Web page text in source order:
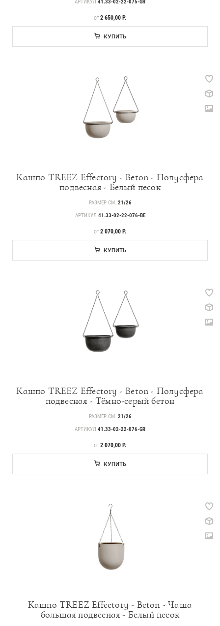
АРТИКУЛ 41.33-02-22-075-GR
ЦЕНА
ОТ2 650,00 Р.
КУПИТЬ
Кашпо TREEZ Effectory - Beton - Полусфера
подвесная - Белый песок
РАЗМЕР СМ. 21/26
АРТИКУЛ 41.33-02-22-076-BE
ЦЕНА
ОТ2 070,00 Р.
КУПИТЬ
Кашпо TREEZ Effectory - Beton - Полусфера
подвесная - Тёмно-серый бетон
РАЗМЕР СМ. 21/26
АРТИКУЛ 41.33-02-22-076-GR
ЦЕНА
ОТ2 070,00 Р.
КУПИТЬ
Кашпо TREEZ Effectory - Beton - Чаша
большая подвесная - Белый песок